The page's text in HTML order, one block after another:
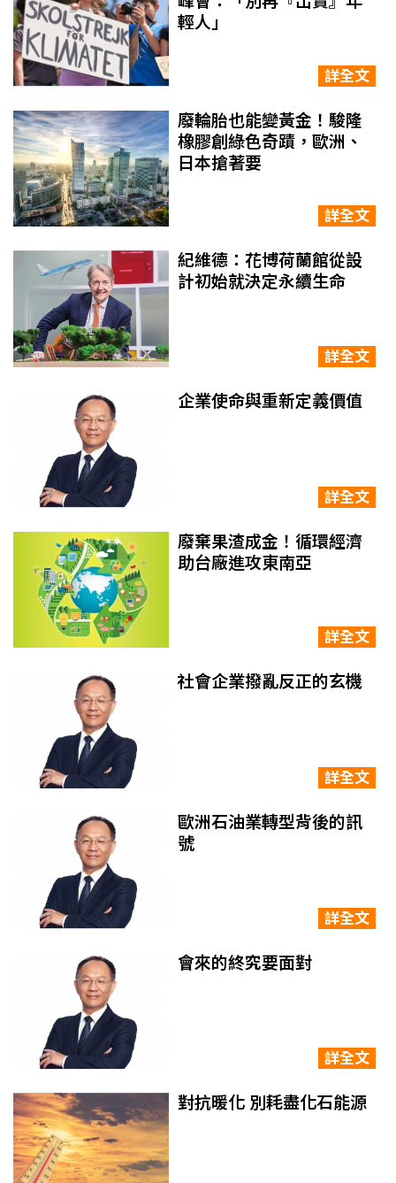
輕人」
詳全文
廢輪胎也能變黃金！駿隆
橡膠創綠色奇蹟，歐洲、
日本搶著要
詳全文
紀維德：花博荷蘭館從設
計初始就決定永續生命
詳全文
企業使命與重新定義價值
詳全文
廢棄果渣成金！循環經濟
助台廠進攻東南亞
詳全文
社會企業撥亂反正的玄機
詳全文
歐洲石油業轉型背後的訊
號
詳全文
會來的終究要面對
詳全文
對抗暖化 別耗盡化石能源